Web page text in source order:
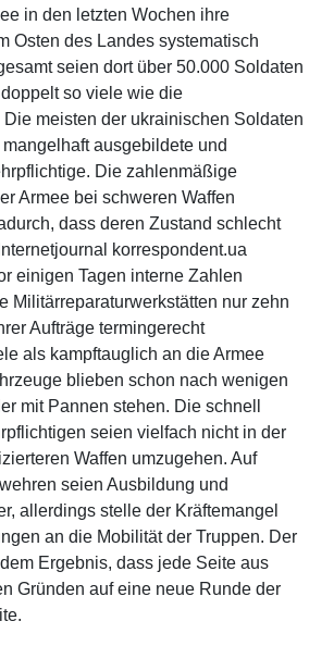
in den letzten Wochen ihre
Osten des Landes systematisch
seien dort über 50.000 Soldaten
so viele wie die
meisten der ukrainischen Soldaten
ausgebildete und
Die zahlenmäßige
Armee bei schweren Waffen
dass deren Zustand schlecht
korrespondent.ua
einigen Tagen interne Zahlen
Militärreparaturwerkstätten nur zehn
Aufträge termingerecht
als kampftauglich an die Armee
blieben schon nach wenigen
mit Pannen stehen. Die schnell
seien vielfach nicht in der
Waffen umzugehen. Auf
seien Ausbildung und
allerdings stelle der Kräftemangel
an die Mobilität der Truppen. Der
Ergebnis, dass jede Seite aus
Gründen auf eine neue Runde der